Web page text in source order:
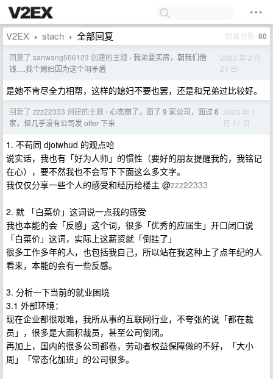
V2EX › stach › 全部回复 回复总数 80
回复了 sanwang566123 创建的主题 › 我弟要买房，朝我们借
钱.....我个媳妇因为这个闹矛盾
2023 年 2 月
21 日
是她不肯尽全力相帮，这样的媳妇不要也罢，还是和兄弟过比较好。
回复了 zzz22333 创建的主题 › 心态崩了，面了 9 家公司，面过 8
家，但几乎没有公司发 offer 下来
2023 年 1
月 17 日
1. 不苟同 djoiwhud 的观点哈
说实话，我也有「好为人师」的惯性（要好的朋友提醒我的，我铭记
在心），要不然我也不会写下下面这么多文字。
我仅仅分享一些个人的感受和经历给楼主 @zzz22333
2. 就 「白菜价」这词说一点我的感受
我也本能的会「反感」这个词，很多「优秀的应届生」开口闭口说
「白菜价」这词，实际上这薪资就「倒挂了」
很多工作多年的人，也包括我自己，所以站在我这种上了点年纪的人
看来，本能的会有一些反感。
3. 分析一下当前的就业困境
3.1 外部环境：
现在企业都很艰难，我所从事的互联网行业，不夸张的说「都在裁
员」，很多是大面积裁员，甚至公司倒闭。
再加上，国内的很多公司都卷，劳动者权益保障做的不好，「大小
周」「常态化加班」的公司很多。